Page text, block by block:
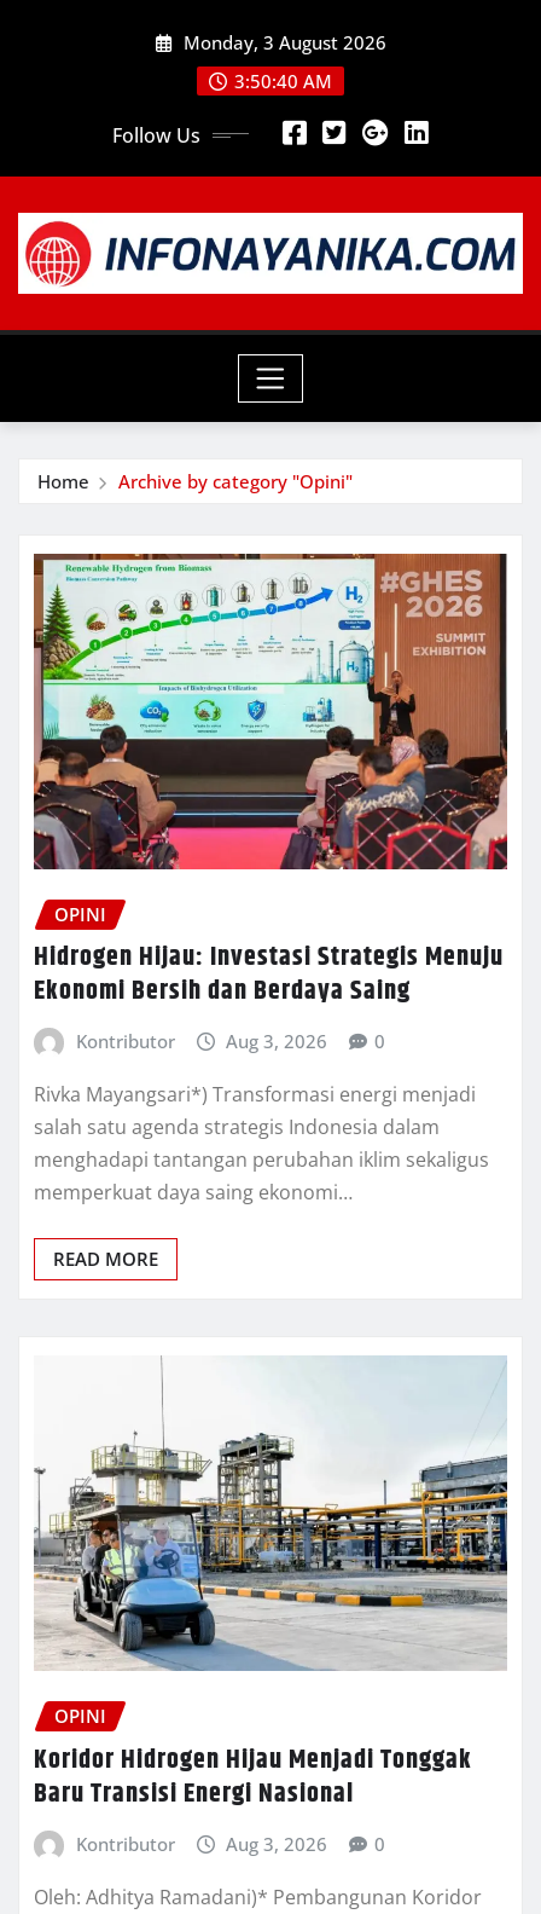
Monday, 3 August 2026
3:50:41 AM
Follow Us
Home Archive by category "Opini"
OPINI
Hidrogen Hijau: Investasi Strategis Menuju
Ekonomi Bersih dan Berdaya Saing
Kontributor Aug 3, 2026 0
Rivka Mayangsari*) Transformasi energi menjadi
salah satu agenda strategis Indonesia dalam
menghadapi tantangan perubahan iklim sekaligus
memperkuat daya saing ekonomi…
READ MORE
OPINI
Koridor Hidrogen Hijau Menjadi Tonggak
Baru Transisi Energi Nasional
Kontributor Aug 3, 2026 0
Oleh: Adhitya Ramadani)* Pembangunan Koridor